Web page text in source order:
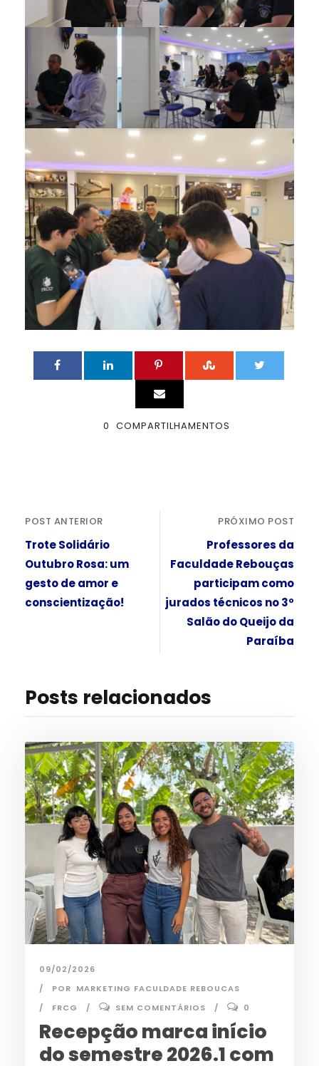
0 COMPARTILHAMENTOS
POST ANTERIOR
Trote Solidário
Outubro Rosa: um
gesto de amor e
conscientização!
PRÓXIMO POST
Professores da
Faculdade Rebouças
participam como
jurados técnicos no 3º
Salão do Queijo da
Paraíba
Posts relacionados
09/02/2026
POR MARKETING FACULDADE REBOUCAS
FRCG
SEM COMENTÁRIOS 0
Recepção marca início
do semestre 2026.1 com